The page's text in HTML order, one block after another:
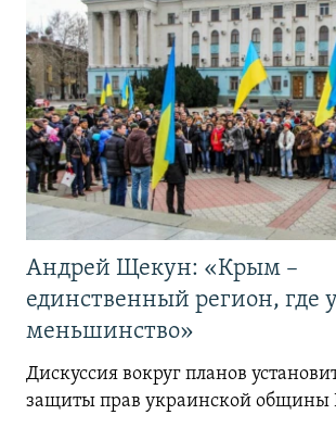
Андрей Щекун: «Крым –
единственный регион, где
меньшинство»
Дискуссия вокруг планов
защиты прав украинской